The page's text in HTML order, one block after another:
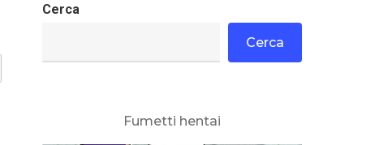
Cerca
Cerca
Fumetti hentai